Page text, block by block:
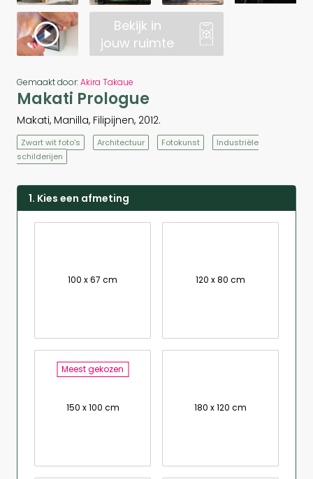
Bekijk in
jouw ruimte
Gemaakt door:Akira Takaue
Makati Prologue
Makati, Manilla, Filipijnen, 2012.
Zwart wit foto's Architectuur Fotokunst
Industriële
schilderijen
1. Kies een afmeting
100 x 67 cm 120 x 80 cm
Meest gekozen
150 x 100 cm 180 x 120 cm